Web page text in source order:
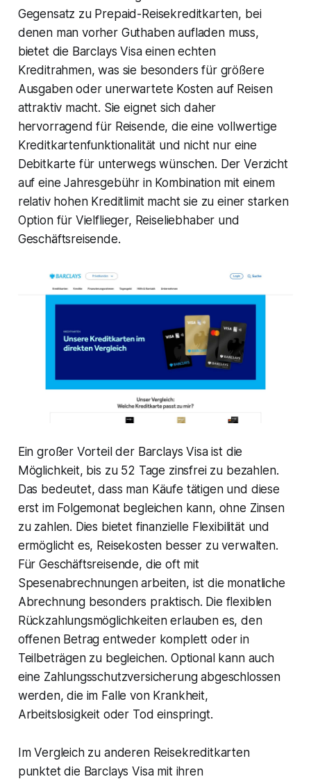
Gegensatz zu Prepaid-Reisekreditkarten, bei
denen man vorher Guthaben aufladen muss,
bietet die Barclays Visa einen echten
Kreditrahmen, was sie besonders für größere
Ausgaben oder unerwartete Kosten auf Reisen
attraktiv macht. Sie eignet sich daher
hervorragend für Reisende, die eine vollwertige
Kreditkartenfunktionalität und nicht nur eine
Debitkarte für unterwegs wünschen. Der Verzicht
auf eine Jahresgebühr in Kombination mit einem
relativ hohen Kreditlimit macht sie zu einer starken
Option für Vielflieger, Reiseliebhaber und
Geschäftsreisende.
Ein großer Vorteil der Barclays Visa ist die
Möglichkeit, bis zu 52 Tage zinsfrei zu bezahlen.
Das bedeutet, dass man Käufe tätigen und diese
erst im Folgemonat begleichen kann, ohne Zinsen
zu zahlen. Dies bietet finanzielle Flexibilität und
ermöglicht es, Reisekosten besser zu verwalten.
Für Geschäftsreisende, die oft mit
Spesenabrechnungen arbeiten, ist die monatliche
Abrechnung besonders praktisch. Die flexiblen
Rückzahlungsmöglichkeiten erlauben es, den
offenen Betrag entweder komplett oder in
Teilbeträgen zu begleichen. Optional kann auch
eine Zahlungsschutzversicherung abgeschlossen
werden, die im Falle von Krankheit,
Arbeitslosigkeit oder Tod einspringt.
Im Vergleich zu anderen Reisekreditkarten
punktet die Barclays Visa mit ihren